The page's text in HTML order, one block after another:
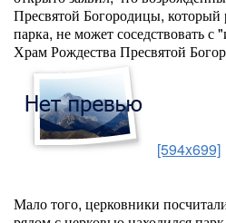
Пресвятой Богородицы, который
парка, не может соседствовать с
Храм Рождества Пресвятой
[594x699]
Мало того, церковники